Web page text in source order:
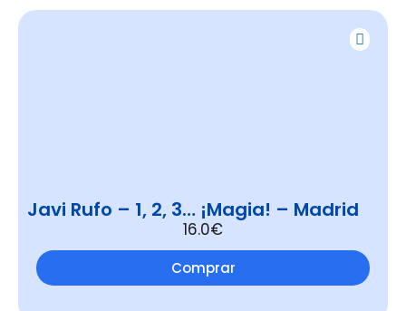
Javi Rufo – 1, 2, 3… ¡Magia! – Madrid
16.0€
Comprar